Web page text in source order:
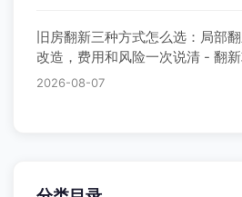
旧房翻新三种方式怎么选：局部
改造，费用和风险一次说清 - 翻
2026-08-07